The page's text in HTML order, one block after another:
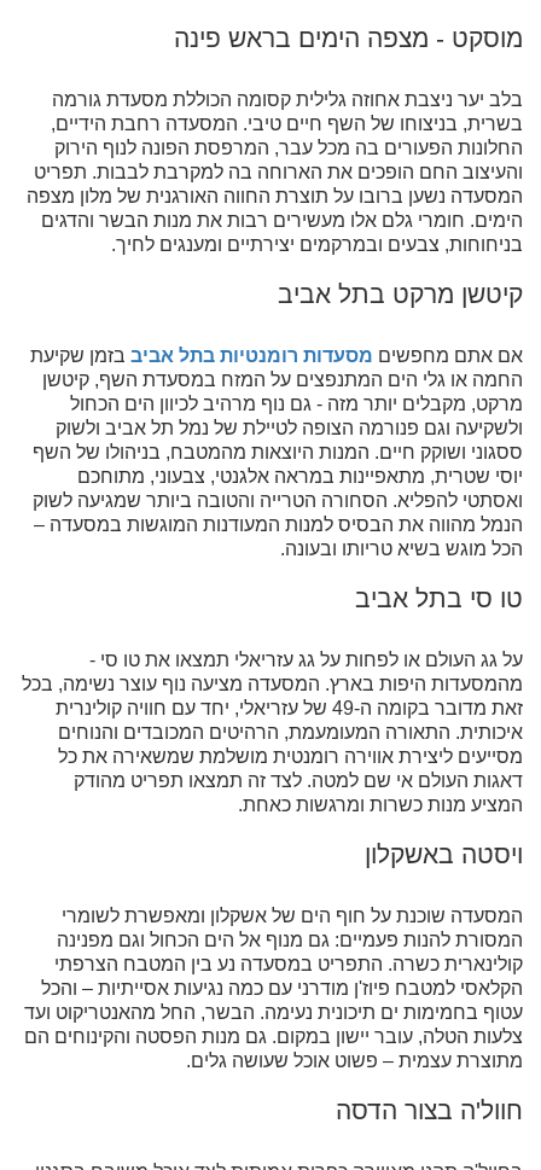
מוסקט - מצפה הימים בראש פינה
בלב יער ניצבת אחוזה גלילית קסומה הכוללת מסעדת גורמה
בשרית, בניצוחו של השף חיים טיבי. המסעדה רחבת הידיים,
החלונות הפעורים בה מכל עבר, המרפסת הפונה לנוף הירוק
והעיצוב החם הופכים את הארוחה בה למקרבת לבבות. תפריט
המסעדה נשען ברובו על תוצרת החווה האורגנית של מלון מצפה
הימים. חומרי גלם אלו מעשירים רבות את מנות הבשר והדגים
בניחוחות, צבעים ובמרקמים יצירתיים ומענגים לחיך.
קיטשן מרקט בתל אביב
אם אתם מחפשים מסעדות רומנטיות בתל אביב בזמן שקיעת
החמה או גלי הים המתנפצים על המזח במסעדת השף, קיטשן
מרקט, מקבלים יותר מזה - גם נוף מרהיב לכיוון הים הכחול
ולשקיעה וגם פנורמה הצופה לטיילת של נמל תל אביב ולשוק
ססגוני ושוקק חיים. המנות היוצאות מהמטבח, בניהולו של השף
יוסי שטרית, מתאפיינות במראה אלגנטי, צבעוני, מתוחכם
ואסתטי להפליא. הסחורה הטרייה והטובה ביותר שמגיעה לשוק
הנמל מהווה את הבסיס למנות המעודנות המוגשות במסעדה –
הכל מוגש בשיא טריותו ובעונה.
טו סי בתל אביב
על גג העולם או לפחות על גג עזריאלי תמצאו את טו סי -
מהמסעדות היפות בארץ. המסעדה מציעה נוף עוצר נשימה, בכל
זאת מדובר בקומה ה-49 של עזריאלי, יחד עם חוויה קולינרית
איכותית. התאורה המעומעמת, הרהיטים המכובדים והנוחים
מסייעים ליצירת אווירה רומנטית מושלמת שמשאירה את כל
דאגות העולם אי שם למטה. לצד זה תמצאו תפריט מהודק
המציע מנות כשרות ומרגשות כאחת.
ויסטה באשקלון
המסעדה שוכנת על חוף הים של אשקלון ומאפשרת לשומרי
המסורת להנות פעמיים: גם מנוף אל הים הכחול וגם מפנינה
קולינארית כשרה. התפריט במסעדה נע בין המטבח הצרפתי
הקלאסי למטבח פיוז'ן מודרני עם כמה נגיעות אסייתיות – והכל
עטוף בחמימות ים תיכונית נעימה. הבשר, החל מהאנטריקוט ועד
צלעות הטלה, עובר יישון במקום. גם מנות הפסטה והקינוחים הם
מתוצרת עצמית – פשוט אוכל שעושה גלים.
חוול'ה בצור הדסה